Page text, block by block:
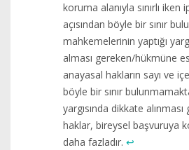
koruma alanıyla sınırlı iken
açısından böyle bir sınır
mahkemelerinin yaptığı
alması gereken/hükmüne
anayasal hakların sayı ve
böyle bir sınır
yargısında dikkate
haklar, bireysel başvuruya
daha fazladır. ↩︎